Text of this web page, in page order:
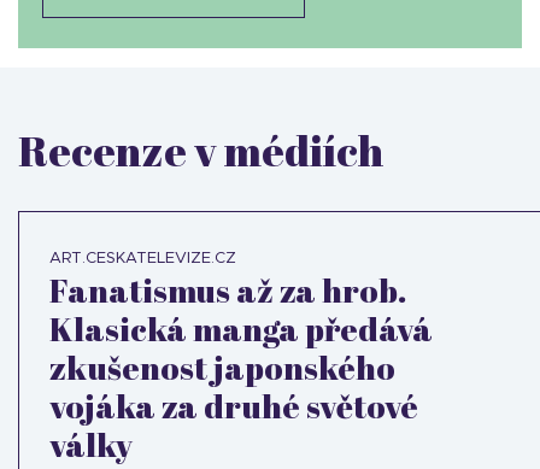
Recenze v médiích
ART.CESKATELEVIZE.CZ
Fanatismus až za hrob.
Klasická manga předává
zkušenost japonského
vojáka za druhé světové
války